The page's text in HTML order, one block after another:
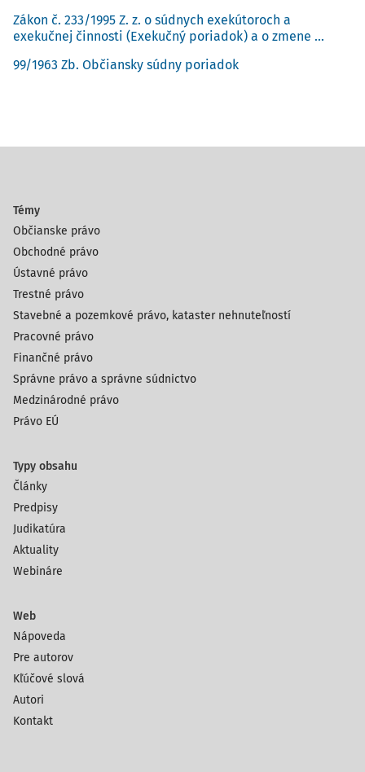
Zákon č. 233/1995 Z. z. o súdnych exekútoroch a
exekučnej činnosti (Exekučný poriadok) a o zmene ...
99/1963 Zb. Občiansky súdny poriadok
Témy
Občianske právo
Obchodné právo
Ústavné právo
Trestné právo
Stavebné a pozemkové právo, kataster nehnuteľností
Pracovné právo
Finančné právo
Správne právo a správne súdnictvo
Medzinárodné právo
Právo EÚ
Typy obsahu
Články
Predpisy
Judikatúra
Aktuality
Webináre
Web
Nápoveda
Pre autorov
Kľúčové slová
Autori
Kontakt